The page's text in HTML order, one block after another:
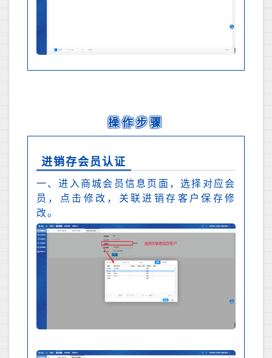
操作步骤
进销存会员认证
一、进入商城会员信息页面，选择对应会
员，点击修改，关联进销存客户保存修
改。